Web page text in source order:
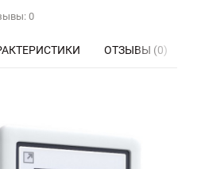
0
ОТЗЫВЫ (0)